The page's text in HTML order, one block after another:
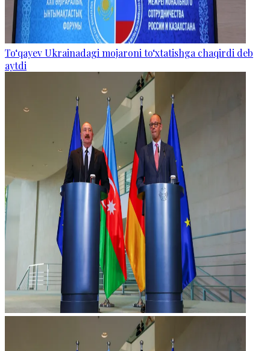
To‘qayev Ukrainadagi mojaroni to‘xtatishga chaqirdi deb
aytdi